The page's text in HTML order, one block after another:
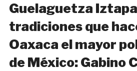
Guelaguetza
tradiciones que
Oaxaca el mayor
de México: Gabino